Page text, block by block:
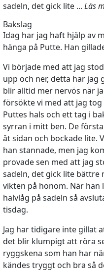
sadeln, det gick lite ... Läs
Bakslag
Idag har jag haft hjälp av
hänga på Putte. Han
Vi började med att jag
upp och ner, detta har jag
blir alltid mer nervös när
försökte vi med att jag
Puttes hals och ett tag i
syrran i mitt ben. De
åt sidan och bockade lite.
han stannade, men jag
provade sen med att jag
sadeln, det gick lite bättre
vikten på honom. När
halvlåg på sadeln så
tisdag.
Jag har tidigare inte gillat
det blir klumpigt att röra
ryggskena som han har
kändes tryggt och bra så